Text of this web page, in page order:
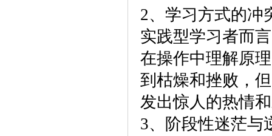
2、学习方式的冲
实践型学习者而
在操作中理解原
到枯燥和挫败，
发出惊人的热情
3、阶段性迷茫与